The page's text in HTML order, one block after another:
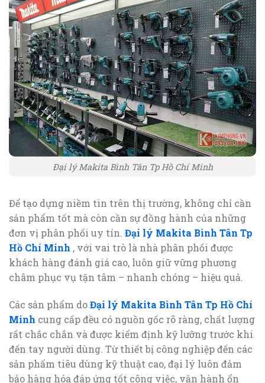
Đại lý Makita Bình Tân Tp Hồ Chí Minh
Để tạo dựng niềm tin trên thị trường, không chỉ cần
sản phẩm tốt mà còn cần sự đồng hành của những
đơn vị phân phối uy tín. Đại lý Makita Bình Tân Tp
Hồ Chí Minh , với vai trò là nhà phân phối được
khách hàng đánh giá cao, luôn giữ vững phương
châm phục vụ tận tâm – nhanh chóng – hiệu quả.
Các sản phẩm doĐại lý Makita Bình Tân Tp Hồ Chí
Minh cung cấp đều có nguồn gốc rõ ràng, chất lượng
rất chắc chắn và được kiểm định kỹ lưỡng trước khi
đến tay người dùng. Từ thiết bị công nghiệp đến các
sản phẩm tiêu dùng kỹ thuật cao, đại lý luôn đảm
bảo hàng hóa đáp ứng tốt công việc, vận hành ổn